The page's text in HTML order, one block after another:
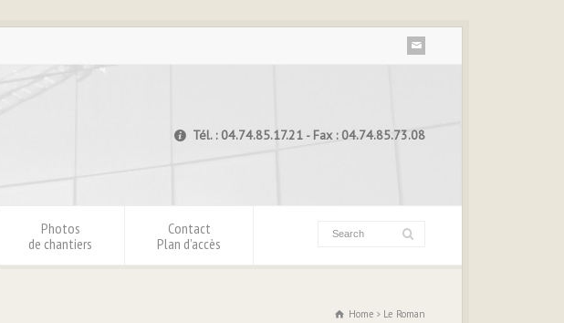
Tél. : 04.74.85.17.21 - Fax : 04.74.85.73.08
Photos
de chantiers
Contact
Plan d’accès
Home Le Roman